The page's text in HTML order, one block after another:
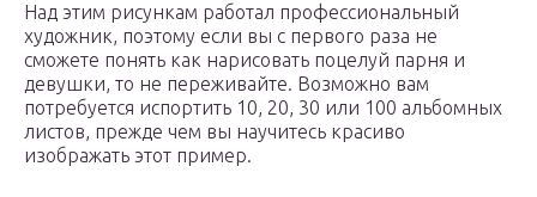
Над этим рисункам работал профессиональный
художник, поэтому если вы с первого раза не
сможете понять как нарисовать поцелуй парня и
девушки, то не переживайте. Возможно вам
потребуется испортить 10, 20, 30 или 100 альбомных
листов, прежде чем вы научитесь красиво
изображать этот пример.